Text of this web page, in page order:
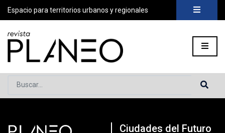
Espacio para territorios urbanos y regionales
Buscar...
Portada» Planeo Hoy Planeo Digital»PLANEO 33|
Ciudades del Futuro